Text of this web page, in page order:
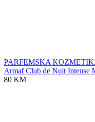
PARFEMSKA
Armaf Club de Nuit Intense
80 KM